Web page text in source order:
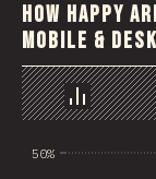
How happy
mobile &
Grafico
50%